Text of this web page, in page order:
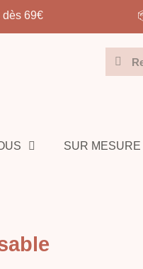
📦 Expédition articles
SUR MESURE